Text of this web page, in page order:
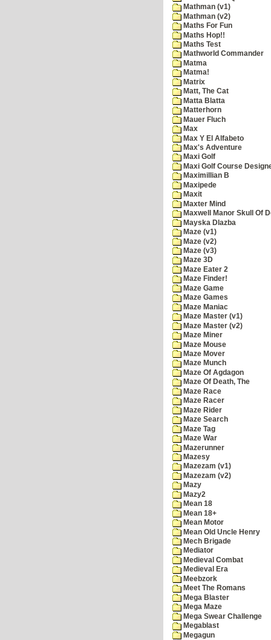
Mathman (v1)
Mathman (v2)
Maths For Fun
Maths Hop!!
Maths Test
Mathworld Commander
Matma
Matma!
Matrix
Matt, The Cat
Matta Blatta
Matterhorn
Mauer Fluch
Max
Max Y El Alfabeto
Max's Adventure
Maxi Golf
Maxi Golf Course
Maximillian B
Maxipede
Maxit
Maxter Mind
Maxwell Manor Skull Of
Mayska Dlazba
Maze (v1)
Maze (v2)
Maze (v3)
Maze 3D
Maze Eater 2
Maze Finder!
Maze Game
Maze Games
Maze Maniac
Maze Master (v1)
Maze Master (v2)
Maze Miner
Maze Mouse
Maze Mover
Maze Munch
Maze Of Agdagon
Maze Of Death, The
Maze Race
Maze Racer
Maze Rider
Maze Search
Maze Tag
Maze War
Mazerunner
Mazesy
Mazezam (v1)
Mazezam (v2)
Mazy
Mazy2
Mean 18
Mean 18+
Mean Motor
Mean Old Uncle Henry
Mech Brigade
Mediator
Medieval Combat
Medieval Era
Meebzork
Meet The Romans
Mega Blaster
Mega Maze
Mega Swear Challenge
Megablast
Megagun